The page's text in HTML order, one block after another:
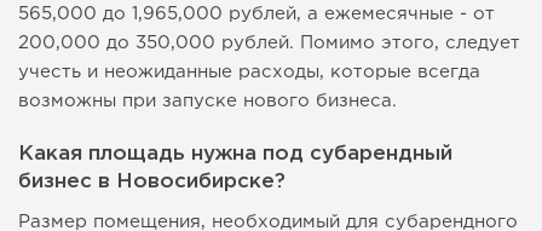
565,000 до 1,965,000 рублей, а ежемесячные - от
200,000 до 350,000 рублей. Помимо этого, следует
учесть и неожиданные расходы, которые всегда
возможны при запуске нового бизнеса.
Какая площадь нужна под субарендный
бизнес в Новосибирске?
Размер помещения, необходимый для субарендного